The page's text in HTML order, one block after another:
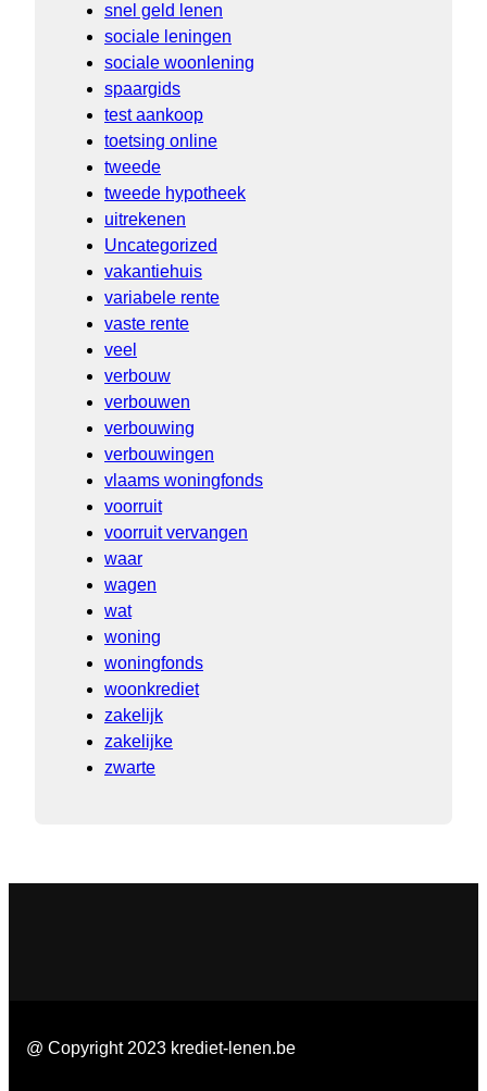
snel geld lenen
sociale leningen
sociale woonlening
spaargids
test aankoop
toetsing online
tweede
tweede hypotheek
uitrekenen
Uncategorized
vakantiehuis
variabele rente
vaste rente
veel
verbouw
verbouwen
verbouwing
verbouwingen
vlaams woningfonds
voorruit
voorruit vervangen
waar
wagen
wat
woning
woningfonds
woonkrediet
zakelijk
zakelijke
zwarte
@ Copyright 2023 krediet-lenen.be